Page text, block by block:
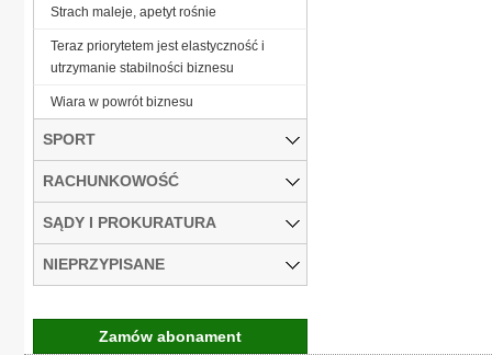
Strach maleje, apetyt rośnie
Teraz priorytetem jest elastyczność i
utrzymanie stabilności biznesu
Wiara w powrót biznesu
SPORT
RACHUNKOWOŚĆ
SĄDY I PROKURATURA
NIEPRZYPISANE
Zamów abonament